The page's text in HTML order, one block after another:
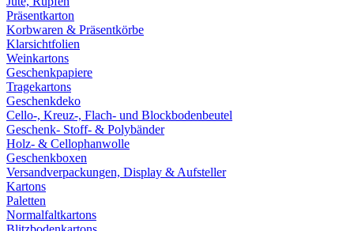
Präsentkarton
Korbwaren & Präsentkörbe
Klarsichtfolien
Weinkartons
Geschenkpapiere
Tragekartons
Geschenkdeko
Cello-, Kreuz-, Flach- und Blockbodenbeutel
Geschenk- Stoff- & Polybänder
Holz- & Cellophanwolle
Geschenkboxen
Versandverpackungen, Display & Aufsteller
Kartons
Paletten
Normalfaltkartons